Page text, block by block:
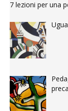
7 lezioni per una